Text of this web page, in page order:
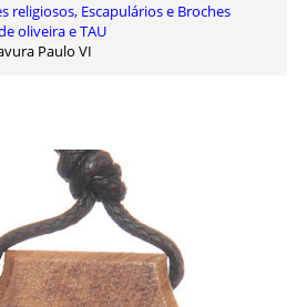
religiosos, Escapulários e Broches
oliveira e TAU
Paulo VI